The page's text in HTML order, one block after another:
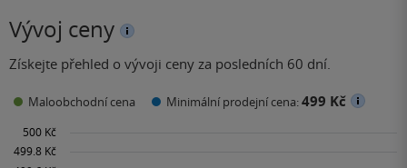
Vývoj ceny
Získejte přehled o vývoji ceny za posledních 60 dní.
Maloobchodní cena Minimální prodejní cena:499 Kč